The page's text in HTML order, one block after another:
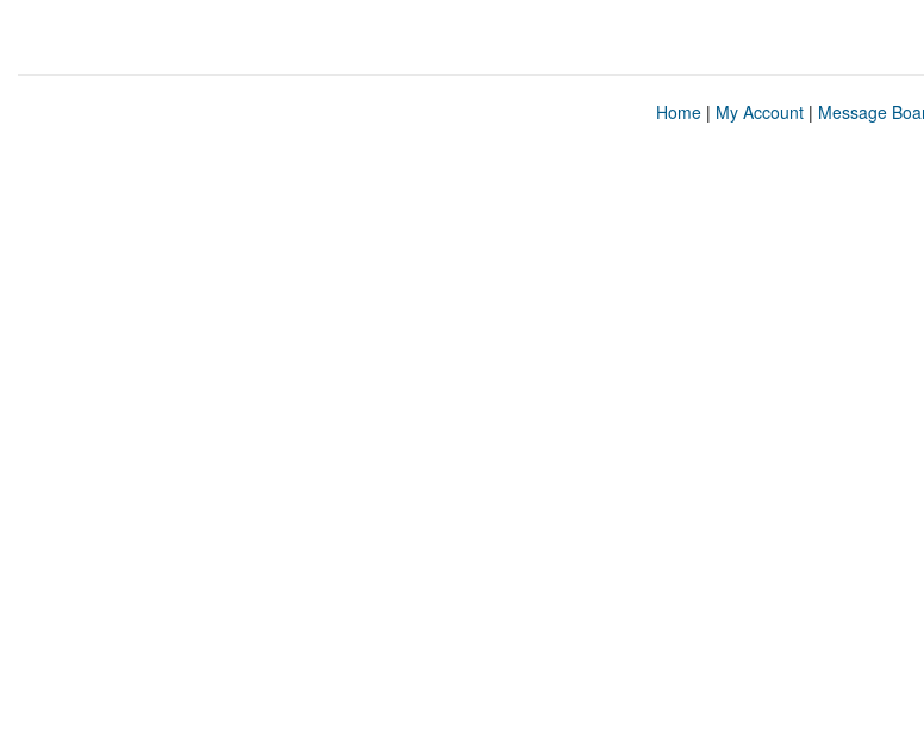
Home| My Account| Message